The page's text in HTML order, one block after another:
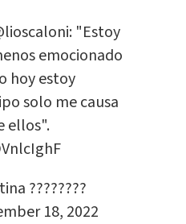
: "Estoy
emocionado
hoy estoy
solo me causa
ellos".
????????
18, 2022